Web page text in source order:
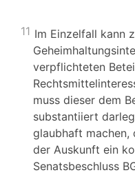
11 Im Einzelfall kann
verpflichteten
muss dieser dem
substantiiert
glaubhaft machen,
der Auskunft ein
Senatsbeschluss